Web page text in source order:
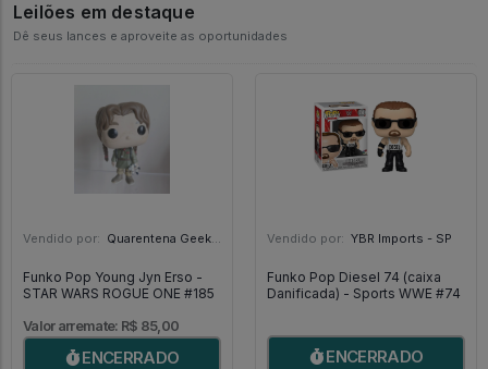
Leilões em destaque
Dê seus lances e aproveite as oportunidades
Vendido por: Quarentena Geek Store - SP
Funko Pop Young Jyn Erso -
STAR WARS ROGUE ONE #185
Valor arremate: R$ 85,00
ENCERRADO
Vendido por: YBR Imports - SP
Funko Pop Diesel 74 (caixa
Danificada) - Sports WWE #74
ENCERRADO